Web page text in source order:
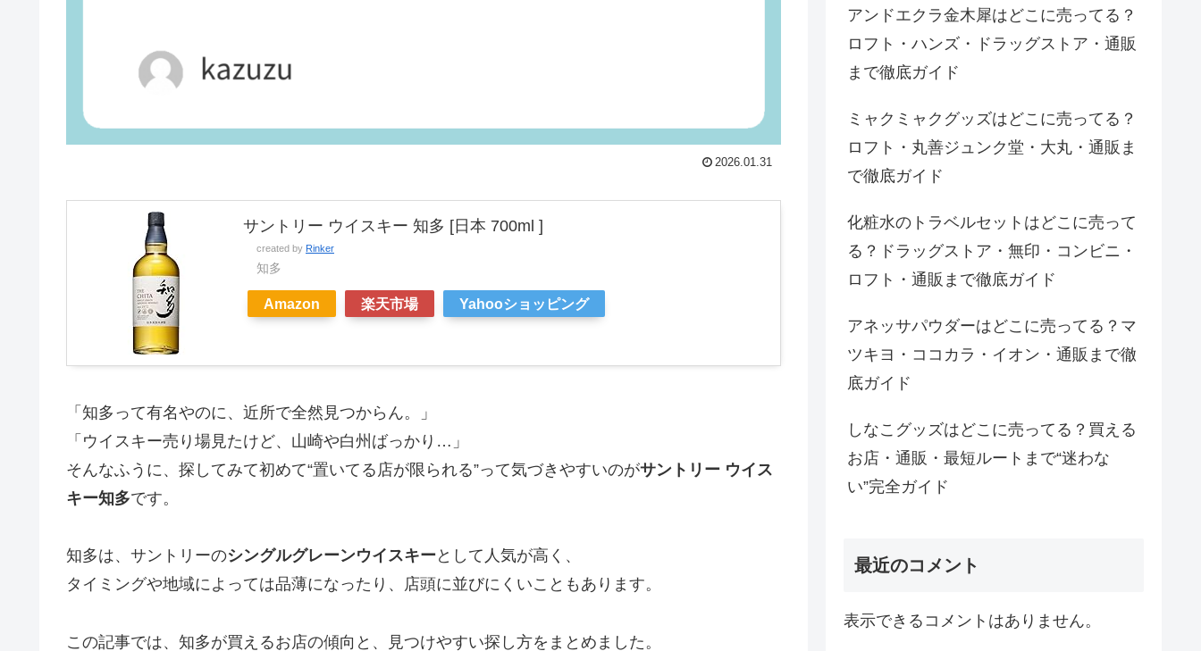
2026.01.31
サントリー ウイスキー 知多 [日本 700ml ]
created by Rinker
知多
Amazon 楽天市場 Yahooショッピング
「知多って有名やのに、近所で全然見つからん。」
「ウイスキー売り場見たけど、山崎や白州ばっかり…」
そんなふうに、探してみて初めて“置いてる店が限られる”って気づきやすいのがサントリー ウイス
キー知多です。
知多は、サントリーのシングルグレーンウイスキーとして人気が高く、
タイミングや地域によっては品薄になったり、店頭に並びにくいこともあります。
この記事では、知多が買えるお店の傾向と、見つけやすい探し方をまとめました。
アンドエクラ金木犀はどこに売ってる？
ロフト・ハンズ・ドラッグストア・通販
まで徹底ガイド
ミャクミャクグッズはどこに売ってる？
ロフト・丸善ジュンク堂・大丸・通販ま
で徹底ガイド
化粧水のトラベルセットはどこに売って
る？ドラッグストア・無印・コンビニ・
ロフト・通販まで徹底ガイド
アネッサパウダーはどこに売ってる？マ
ツキヨ・ココカラ・イオン・通販まで徹
底ガイド
しなこグッズはどこに売ってる？買える
お店・通販・最短ルートまで“迷わな
い”完全ガイド
最近のコメント
表示できるコメントはありません。